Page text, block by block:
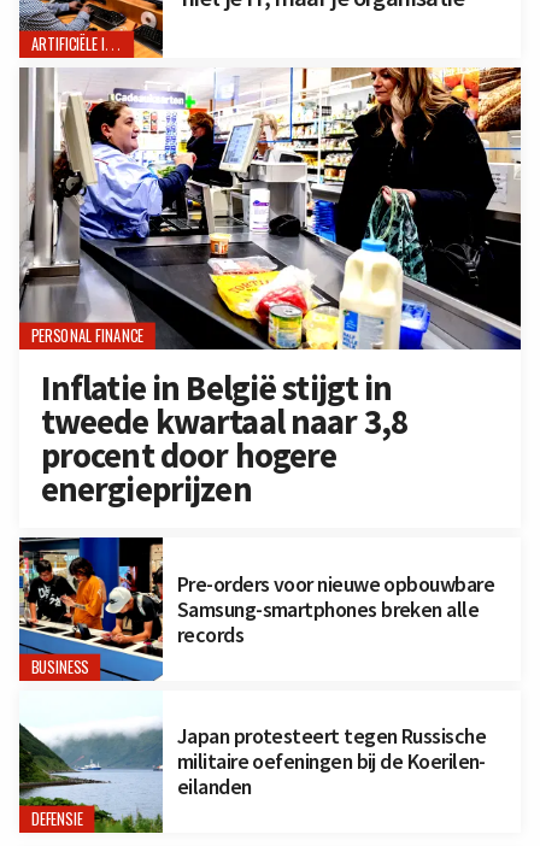
ARTIFICIËLE INTELLIGENTIE
PERSONAL FINANCE
Inflatie in België stijgt in
tweede kwartaal naar 3,8
procent door hogere
energieprijzen
BUSINESS
Pre-orders voor nieuwe opbouwbare
Samsung-smartphones breken alle
records
DEFENSIE
Japan protesteert tegen Russische
militaire oefeningen bij de Koerilen-
eilanden